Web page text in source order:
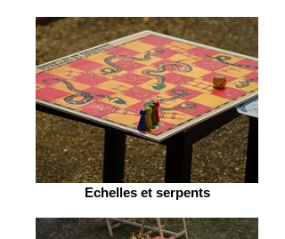
Echelles et serpents